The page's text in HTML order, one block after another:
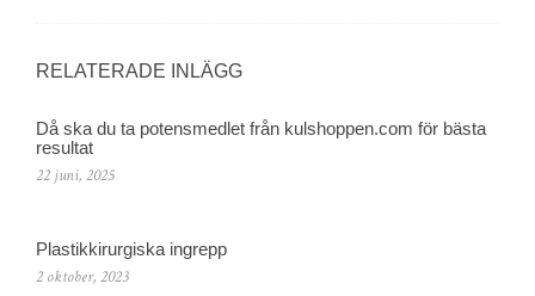
RELATERADE INLÄGG
Då ska du ta potensmedlet från kulshoppen.com för bästa
resultat
22 juni, 2025
Plastikkirurgiska ingrepp
2 oktober, 2023